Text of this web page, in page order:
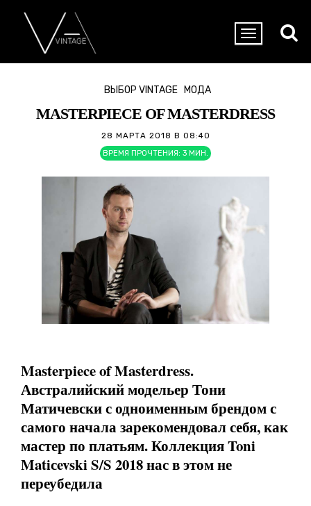
ВЫБОР VINTAGE МОДА
MASTERPIECE OF MASTERDRESS
28 МАРТА 2018 В 08:40
ВРЕМЯ ПРОЧТЕНИЯ: 3 МИН.
Masterpiece of Masterdress.
Австралийский модельер Тони
Матичевски с одноименным брендом с
самого начала зарекомендовал себя, как
мастер по платьям. Коллекция Toni
Matiсevski S/S 2018 нас в этом не
переубедила